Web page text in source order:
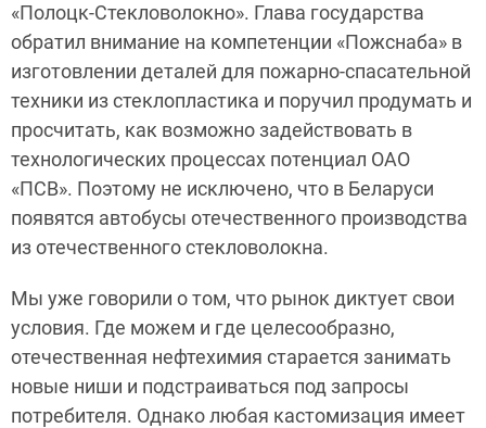
«Полоцк-Стекловолокно». Глава государства
обратил внимание на компетенции «Пожснаба» в
изготовлении деталей для пожарно-спасательной
техники из стеклопластика и поручил продумать и
просчитать, как возможно задействовать в
технологических процессах потенциал ОАО
«ПСВ». Поэтому не исключено, что в Беларуси
появятся автобусы отечественного производства
из отечественного стекловолокна.
Мы уже говорили о том, что рынок диктует свои
условия. Где можем и где целесообразно,
отечественная нефтехимия старается занимать
новые ниши и подстраиваться под запросы
потребителя. Однако любая кастомизация имеет